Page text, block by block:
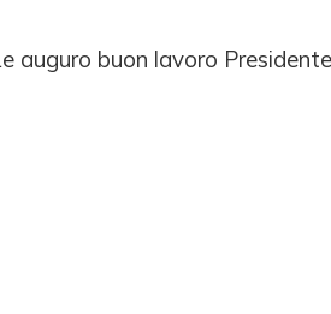
auguro buon lavoro Presidente